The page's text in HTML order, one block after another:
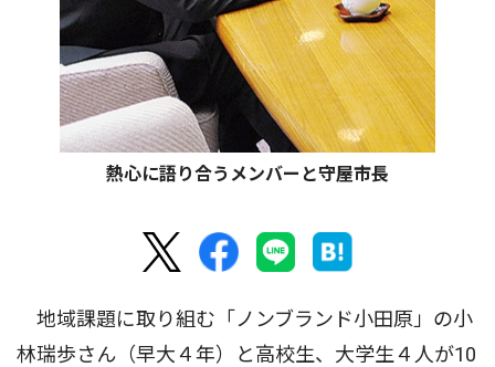
熱心に語り合うメンバーと守屋市長
地域課題に取り組む「ノンブランド小田原」の小
林瑞歩さん（早大４年）と高校生、大学生４人が10